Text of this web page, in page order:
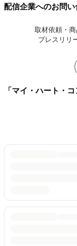
配信企業へのお問い
取材依頼・
プレスリリ
「マイ・ハート・